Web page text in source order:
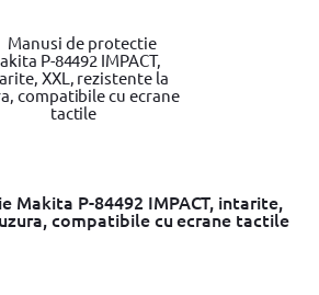
Makita P-84492 IMPACT, intarite,
compatibile cu ecrane tactile